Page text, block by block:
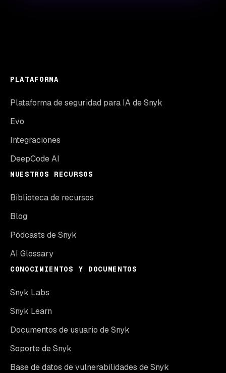
PLATAFORMA
Plataforma de seguridad para IA de Snyk
Evo
Integraciones
DeepCode AI
NUESTROS RECURSOS
Biblioteca de recursos
Blog
Pódcasts de Snyk
AI Glossary
CONOCIMIENTOS Y DOCUMENTOS
Snyk Labs
Snyk Learn
Documentos de usuario de Snyk
Soporte de Snyk
Base de datos de vulnerabilidades de Snyk